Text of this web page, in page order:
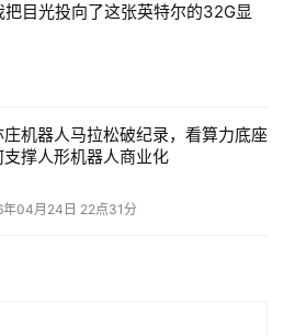
目光投向了这张英特尔的32G显
庄机器人马拉松破纪录，看算力底座
支撑人形机器人商业化
年04月24日 22点31分